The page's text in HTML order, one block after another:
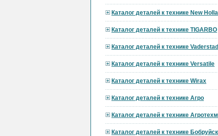
Каталог деталей к технике New
Каталог деталей к технике TIGARBO
Каталог деталей к технике Vaderstad
Каталог деталей к технике Versatile
Каталог деталей к технике Wirax
Каталог деталей к технике Агро
Каталог деталей к технике
Каталог деталей к технике